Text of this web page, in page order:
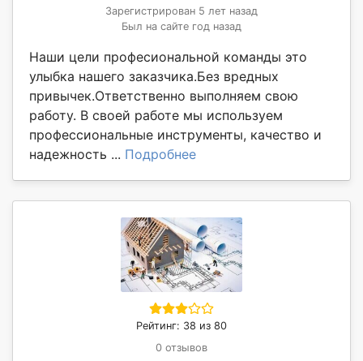
Зарегистрирован 5 лет назад
Был на сайте год назад
Наши цели професиональной команды это
улыбка нашего заказчика.Без вредных
привычек.Ответственно выполняем свою
работу. В своей работе мы используем
профессиональные инструменты, качество и
надежность ... Подробнее
Рейтинг: 38 из 80
0 отзывов